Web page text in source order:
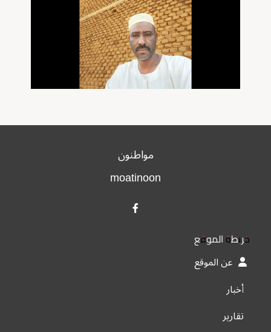
مواطنون
moatinoon
خريطة الموقع
عن الموقع
أخبار
تقارير